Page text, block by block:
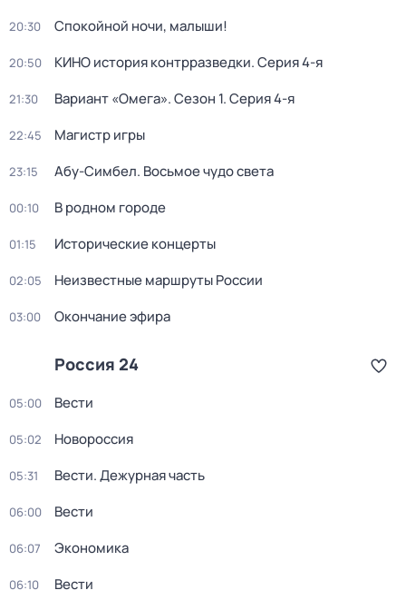
20:30 Спокойной ночи, малыши!
20:50 КИНО история контрразведки. Серия 4-я
21:30 Вариант «Омега». Сезон 1. Серия 4-я
22:45 Магистр игры
23:15 Абу-Симбел. Восьмое чудо света
00:10 В родном городе
01:15 Исторические концерты
02:05 Неизвестные маршруты России
03:00 Окончание эфира
Россия 24
05:00 Вести
05:02 Новороссия
05:31 Вести. Дежурная часть
06:00 Вести
06:07 Экономика
06:10 Вести